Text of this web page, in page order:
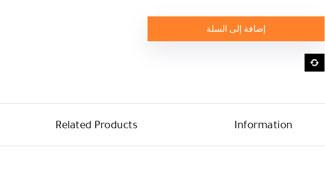
إضافة إلى السلة
Information
Related Products